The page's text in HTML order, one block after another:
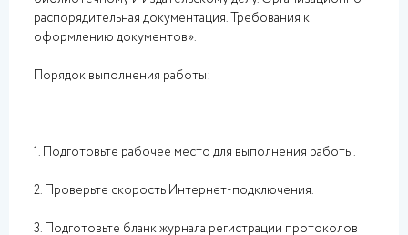
распорядительная документация. Требования к
оформлению документов».
Порядок выполнения работы:
1. Подготовьте рабочее место для выполнения работы.
2. Проверьте скорость Интернет-подключения.
3. Подготовьте бланк журнала регистрации протоколов